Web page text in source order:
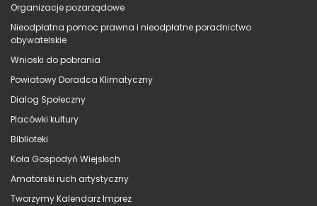
Organizacje pozarządowe
Nieodpłatna pomoc prawna i nieodpłatne poradnictwo
obywatelskie
Wnioski do pobrania
Powiatowy Doradca Klimatyczny
Dialog Społeczny
Placówki kultury
Biblioteki
Koła Gospodyń Wiejskich
Amatorski ruch artystyczny
Tworzymy Kalendarz Imprez